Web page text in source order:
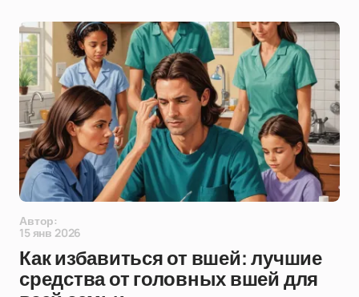
Автор:
15 янв 2026
Как избавиться от вшей: лучшие
средства от головных вшей для